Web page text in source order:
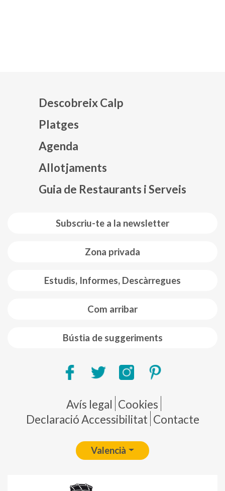
Subscriu-te a la newsletter
Zona privada
Estudis, Informes, Descàrregues
Com arribar
Bústia de suggeriments
Descobreix Calp
Platges
Agenda
Allotjaments
Guia de Restaurants i Serveis
Pie de página
Avís legal Cookies
Declaració Accessibilitat Contacte
Valencià